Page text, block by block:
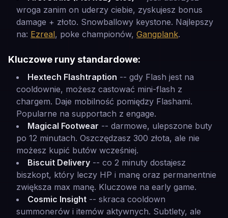
wroga zanim on uderzy ciebie, zyskujesz bonus
damage + złoto. Snowballowy keystone. Najlepszy
na: Ezreal, poke championów, Gangplank.
Kluczowe runy standardowe:
Hextech Flashtraption -- gdy Flash jest na
cooldownie, możesz castować mini-flash z
chargem. Daje mobilność pomiędzy Flashami.
Popularne na supportach z engage.
Magical Footwear -- darmowe, ulepszone buty
po 12 minutach. Oszczędzasz 300 złota, ale nie
możesz kupić butów wcześniej.
Biscuit Delivery -- co 2 minuty dostajesz
biszkopt, który leczy HP i manę oraz permanentnie
zwiększa max manę. Kluczowe na early game.
Cosmic Insight -- skraca cooldown
summonerów i itemów aktywnych. Subtlety, ale